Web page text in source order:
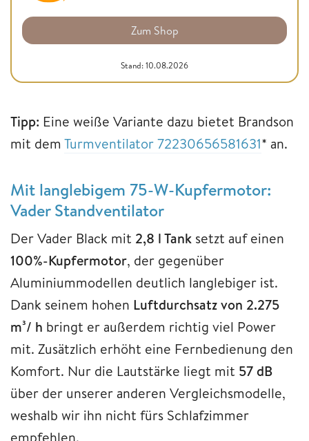
Zum Shop
Stand: 10.08.2026
Tipp: Eine weiße Variante dazu bietet Brandson
mit dem Turmventilator 72230656581631* an.
Mit langlebigem 75-W-Kupfermotor:
Vader Standventilator
Der Vader Black mit 2,8 l Tank setzt auf einen
100%-Kupfermotor, der gegenüber
Aluminiummodellen deutlich langlebiger ist.
Dank seinem hohen Luftdurchsatz von 2.275
m³/ h bringt er außerdem richtig viel Power
mit. Zusätzlich erhöht eine Fernbedienung den
Komfort. Nur die Lautstärke liegt mit 57 dB
über der unserer anderen Vergleichsmodelle,
weshalb wir ihn nicht fürs Schlafzimmer